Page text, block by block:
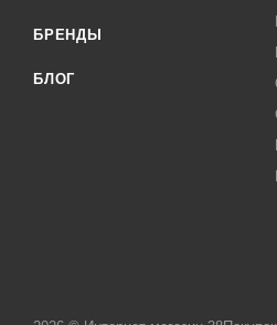
БРЕНДЫ
БЛОГ